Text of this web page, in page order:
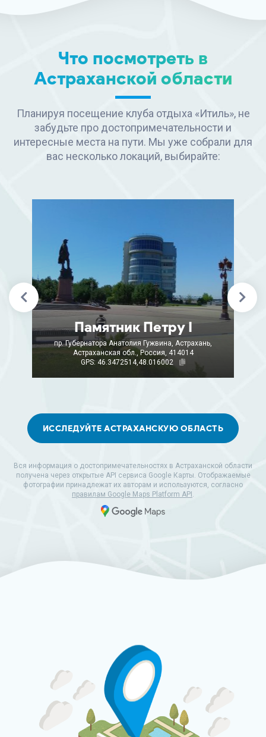
Что посмотреть в
Астраханской области
Планируя посещение клуба отдыха «Итиль», не
забудьте про достопримечательности и
интересные места на пути. Мы уже собрали для
вас несколько локаций, выбирайте:
Памятник Петру I
пр. Губернатора Анатолия Гужвина, Астрахань,
Астраханская обл., Россия, 414014
GPS: 46.3472514,48.016002
ИССЛЕДУЙТЕ АСТРАХАНСКУЮ ОБЛАСТЬ
Вся информация о достопримечательностях в Астраханской области
получена через открытые API сервиса Google Карты. Отображаемые
фотографии принадлежат их авторам и используются, согласно
правилам Google Maps Platform API .